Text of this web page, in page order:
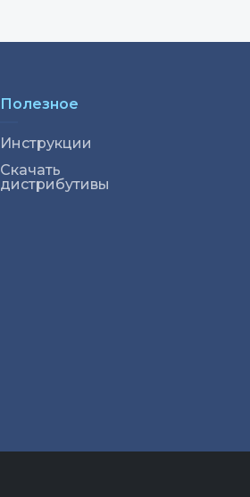
Полезное
Инструкции
Скачать
дистрибутивы